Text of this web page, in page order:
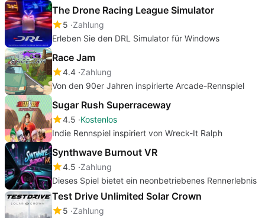
The Drone Racing League Simulator
5 Zahlung
Erleben Sie den DRL Simulator für Windows
Race Jam
4.4 Zahlung
Von den 90er Jahren inspirierte Arcade-Rennspiel
Sugar Rush Superraceway
4.5 Kostenlos
Indie Rennspiel inspiriert von Wreck-It Ralph
Synthwave Burnout VR
4.5 Zahlung
Dieses Spiel bietet ein neonbetriebenes Rennerlebnis
Test Drive Unlimited Solar Crown
5 Zahlung